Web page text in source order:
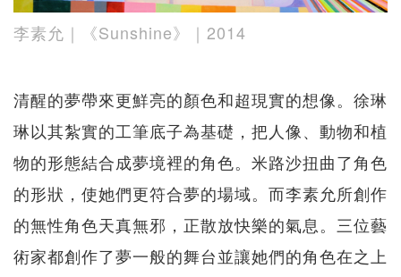
李素允｜《Sunshine》｜2014
清醒的夢帶來更鮮亮的顏色和超現實的想像。徐琳
琳以其紮實的工筆底子為基礎，把人像、動物和植
物的形態結合成夢境裡的角色。米路沙扭曲了角色
的形狀，使她們更符合夢的場域。而李素允所創作
的無性角色天真無邪，正散放快樂的氣息。三位藝
術家都創作了夢一般的舞台並讓她們的角色在之上